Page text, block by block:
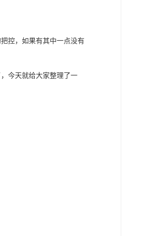
控，如果有其中一点没有
今天就给大家整理了一